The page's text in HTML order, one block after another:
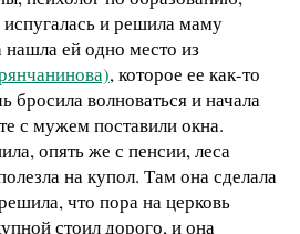
испугалась и решила маму
ей одно место из
, которое ее как-то
бросила волноваться и начала
с мужем поставили окна.
опять же с пенсии, леса
на купол. Там она сделала
что пора на церковь
стоил дорого, и она